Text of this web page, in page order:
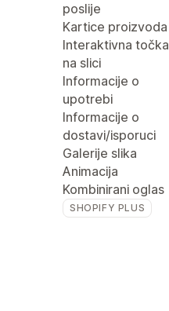
poslije
Kartice proizvoda
Interaktivna točka
na slici
Informacije o
upotrebi
Informacije o
dostavi/isporuci
Galerije slika
Animacija
Kombinirani oglas
SHOPIFY PLUS